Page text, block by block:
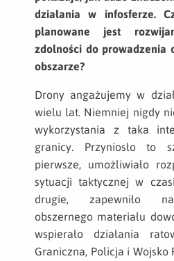
działania w infosferze.
planowane jest
zdolności do prowadzenia
obszarze?
Drony angażujemy w
wielu lat. Niemniej nigdy
wykorzystania z taka
granicy. Przyniosło to
pierwsze, umożliwiało
sytuacji taktycznej w
drugie, zapewniło
obszernego materiału
wspierało działania
Graniczna, Policja i Wojsko